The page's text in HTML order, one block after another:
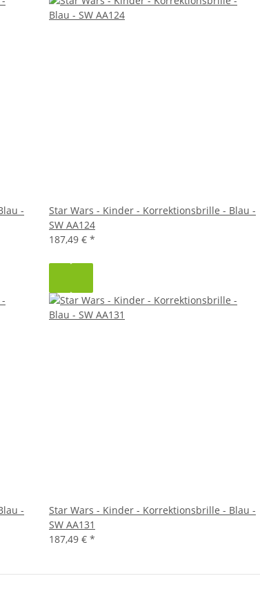
-
Star Wars - Kinder - Korrektionsbrille - Blau -
SW AA124
187,49 € *
-
Star Wars - Kinder - Korrektionsbrille - Blau -
SW AA131
187,49 € *